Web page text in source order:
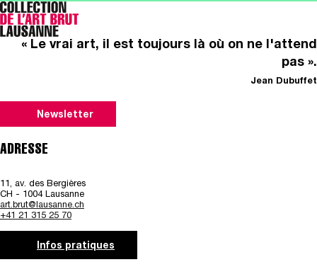
« Le vrai art, il est toujours là où on ne l'attend
pas ».
Jean Dubuffet
Newsletter
ADRESSE
11, av. des Bergières
CH - 1004 Lausanne
art.brut@lausanne.ch
+41 21 315 25 70
Infos pratiques